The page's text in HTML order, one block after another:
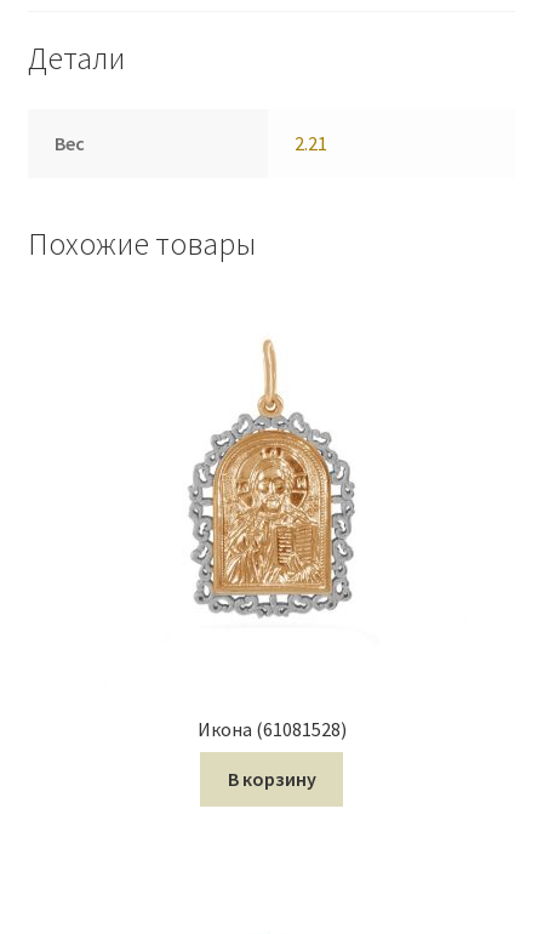
Детали
Вес 2.21
Похожие товары
Икона (61081528)
В корзину